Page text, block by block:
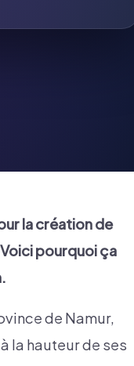
la création de
pourquoi ça
de Namur,
la hauteur de ses